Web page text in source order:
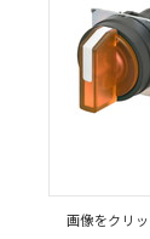
画像をクリ